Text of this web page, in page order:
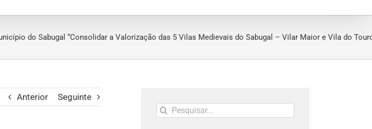
do Sabugal “Consolidar a Valorização das 5 Vilas Medievais do Sabugal – Vilar Maior e Vila do
Anterior Seguinte
Pesquisar